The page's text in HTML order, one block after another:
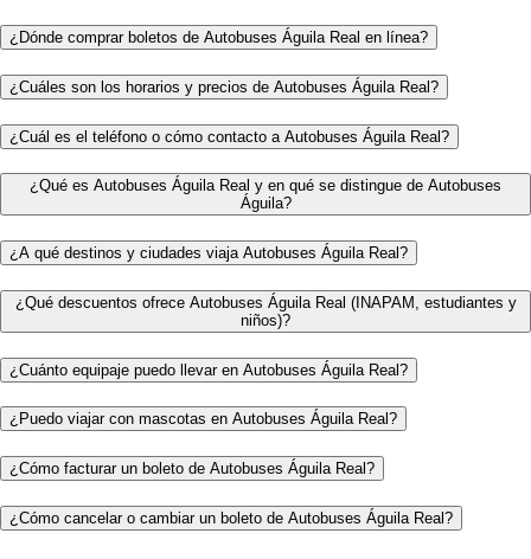
¿Dónde comprar boletos de Autobuses Águila Real en línea?
¿Cuáles son los horarios y precios de Autobuses Águila Real?
¿Cuál es el teléfono o cómo contacto a Autobuses Águila Real?
¿Qué es Autobuses Águila Real y en qué se distingue de Autobuses
Águila?
¿A qué destinos y ciudades viaja Autobuses Águila Real?
¿Qué descuentos ofrece Autobuses Águila Real (INAPAM, estudiantes y
niños)?
¿Cuánto equipaje puedo llevar en Autobuses Águila Real?
¿Puedo viajar con mascotas en Autobuses Águila Real?
¿Cómo facturar un boleto de Autobuses Águila Real?
¿Cómo cancelar o cambiar un boleto de Autobuses Águila Real?